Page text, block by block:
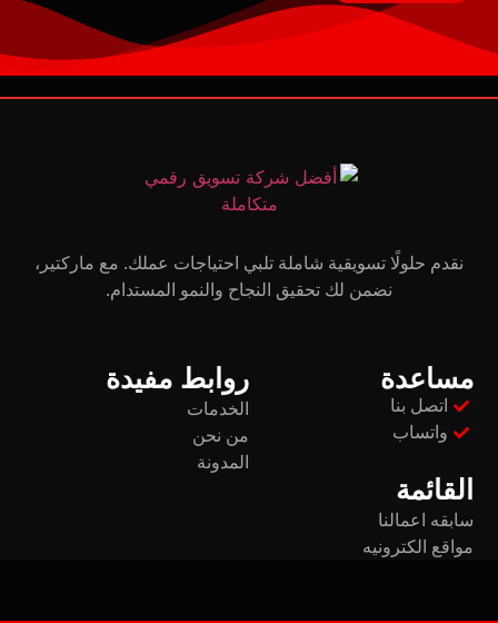
نقدم حلولًا تسويقية شاملة تلبي احتياجات عملك. مع ماركتير،
نضمن لك تحقيق النجاح والنمو المستدام.
مساعدة
اتصل بنا
واتساب
روابط مفيدة
الخدمات
من نحن
المدونة
القائمة
سابقه اعمالنا
مواقع الكترونيه